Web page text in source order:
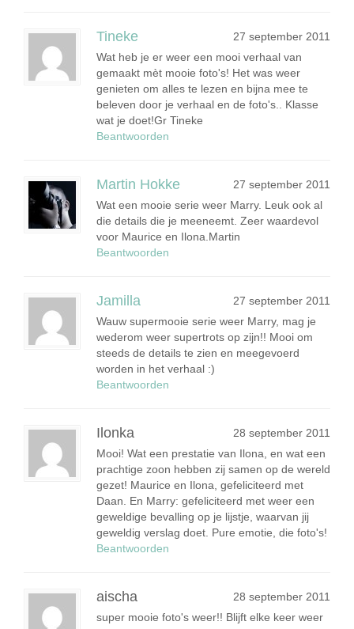
Tineke
27 september 2011
Wat heb je er weer een mooi verhaal van
gemaakt mèt mooie foto's! Het was weer
genieten om alles te lezen en bijna mee te
beleven door je verhaal en de foto's.. Klasse
wat je doet!Gr Tineke
Beantwoorden
Martin Hokke
27 september 2011
Wat een mooie serie weer Marry. Leuk ook al
die details die je meeneemt. Zeer waardevol
voor Maurice en Ilona.Martin
Beantwoorden
Jamilla
27 september 2011
Wauw supermooie serie weer Marry, mag je
wederom weer supertrots op zijn!! Mooi om
steeds de details te zien en meegevoerd
worden in het verhaal :)
Beantwoorden
Ilonka
28 september 2011
Mooi! Wat een prestatie van Ilona, en wat een
prachtige zoon hebben zij samen op de wereld
gezet! Maurice en Ilona, gefeliciteerd met
Daan. En Marry: gefeliciteerd met weer een
geweldige bevalling op je lijstje, waarvan jij
geweldig verslag doet. Pure emotie, die foto's!
Beantwoorden
aischa
28 september 2011
super mooie foto's weer!! Blijft elke keer weer